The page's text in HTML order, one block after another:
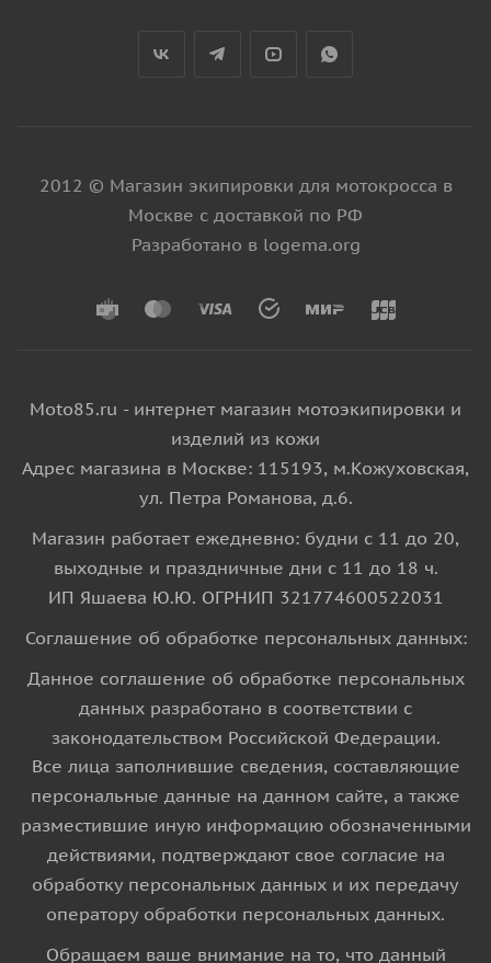
2012 © Магазин экипировки для мотокросса в
Москве с доставкой по РФ
Разработано в logema.org
Moto85.ru - интернет магазин мотоэкипировки и
изделий из кожи
Адрес магазина в Москве: 115193, м.Кожуховская,
ул. Петра Романова, д.6.
Магазин работает ежедневно: будни с 11 до 20,
выходные и праздничные дни с 11 до 18 ч.
ИП Яшаева Ю.Ю. ОГРНИП 321774600522031
Соглашение об обработке персональных данных:
Данное соглашение об обработке персональных
данных разработано в соответствии с
законодательством Российской Федерации.
Все лица заполнившие сведения, составляющие
персональные данные на данном сайте, а также
разместившие иную информацию обозначенными
действиями, подтверждают свое согласие на
обработку персональных данных и их передачу
оператору обработки персональных данных.
Обращаем ваше внимание на то, что данный